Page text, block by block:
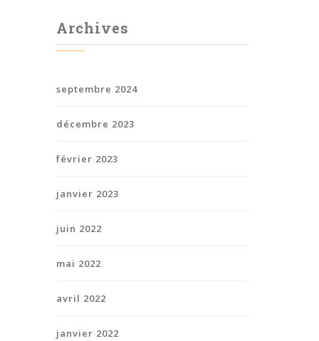
Archives
septembre 2024
décembre 2023
février 2023
janvier 2023
juin 2022
mai 2022
avril 2022
janvier 2022